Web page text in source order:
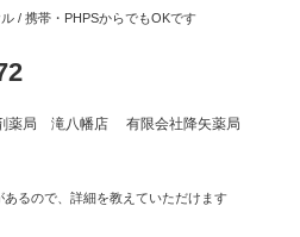
/ 携帯・PHPSからでもOKです
薬局 滝八幡店 有限会社降矢薬局
あるので、詳細を教えていただけます